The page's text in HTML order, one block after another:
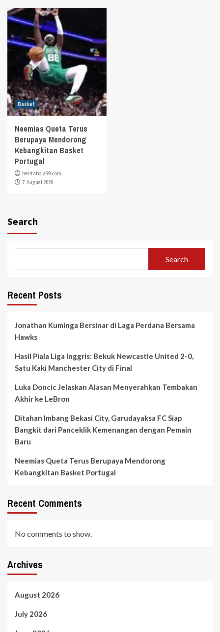
Basket
Neemias Queta Terus
Berupaya Mendorong
Kebangkitan Basket
Portugal
beritabola99.com
7 August 2026
Search
Search
Recent Posts
Jonathan Kuminga Bersinar di Laga Perdana Bersama
Hawks
Hasil Piala Liga Inggris: Bekuk Newcastle United 2-0,
Satu Kaki Manchester City di Final
Luka Doncic Jelaskan Alasan Menyerahkan Tembakan
Akhir ke LeBron
Ditahan Imbang Bekasi City, Garudayaksa FC Siap
Bangkit dari Panceklik Kemenangan dengan Pemain
Baru
Neemias Queta Terus Berupaya Mendorong
Kebangkitan Basket Portugal
Recent Comments
No comments to show.
Archives
August 2026
July 2026